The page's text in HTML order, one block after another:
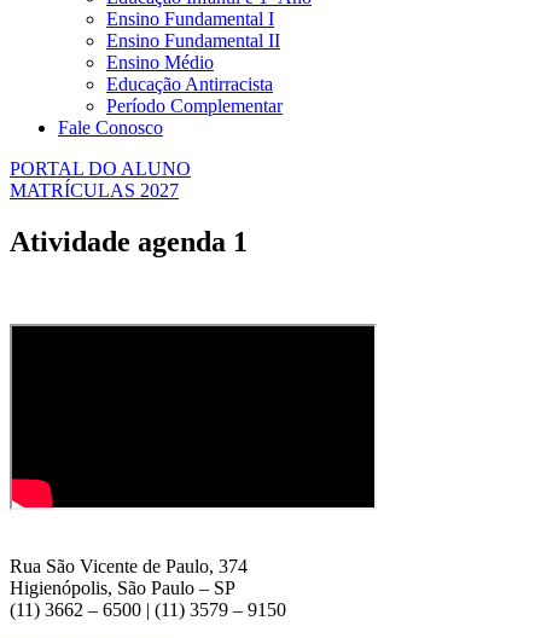
Ensino Fundamental I
Ensino Fundamental II
Ensino Médio
Educação Antirracista
Período Complementar
Fale Conosco
PORTAL DO ALUNO
MATRÍCULAS 2027
Atividade agenda 1
Rua São Vicente de Paulo, 374
Higienópolis, São Paulo – SP
(11) 3662 – 6500 | (11) 3579 – 9150